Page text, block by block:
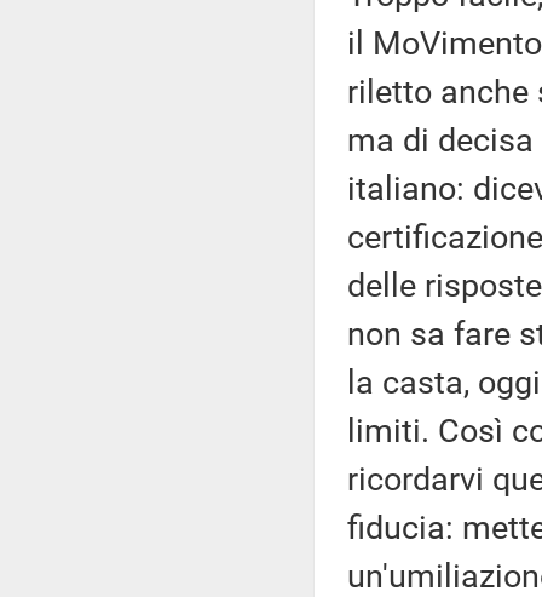
il
riletto anche
ma di
italiano:
delle
non sa fare
la casta,
limiti. Così
ricordarvi
fiducia: